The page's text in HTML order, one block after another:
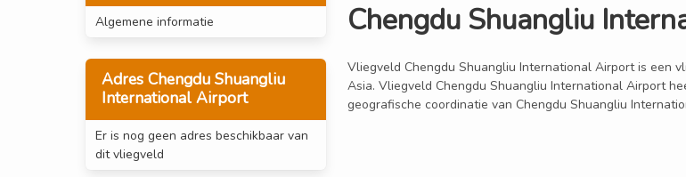
Algemene informatie
Adres Chengdu Shuangliu
International Airport
Er is nog geen adres beschikbaar van
dit vliegveld
Chengdu Shuangliu
Vliegveld Chengdu Shuangliu International Airport is een
Asia. Vliegveld Chengdu Shuangliu International Airport
geografische coordinatie van Chengdu Shuangliu